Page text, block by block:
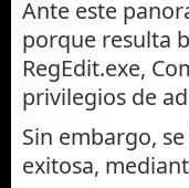
Ante este
porque resulta
RegEdit.exe,
privilegios de
Sin embargo,
exitosa,